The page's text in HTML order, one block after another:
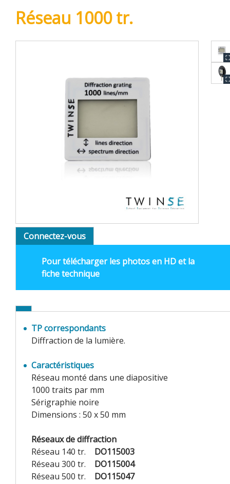
Réseau 1000 tr.
Connectez-vous
Pour télécharger les photos en HD et la
fiche technique
TP correspondants
Diffraction de la lumière.
Caractéristiques
Réseau monté dans une diapositive
1000 traits par mm
Sérigraphie noire
Dimensions : 50 x 50 mm
Réseaux de diffraction
Réseau 140 tr.
DO115003
Réseau 300 tr.
DO115004
Réseau 500 tr.
DO115047